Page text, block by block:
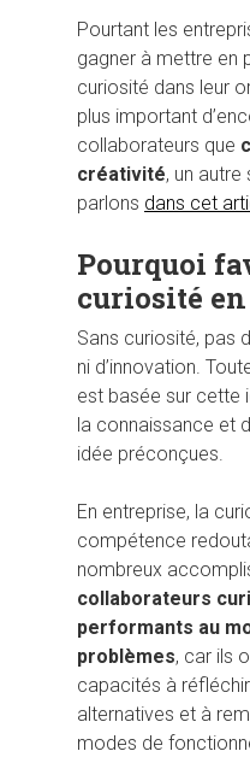
Pourtant les
gagner à mettre en
curiosité dans leur
plus important
collaborateurs que
créativité, un
parlons dans cet
Pourquoi
curiosité
Sans curiosité, pas
ni d’innovation.
est basée sur cette
la connaissance et
idée préconçues.
En entreprise, la
compétence
nombreux
collaborateurs
performants au
problèmes, car ils
capacités à
alternatives et à
modes de